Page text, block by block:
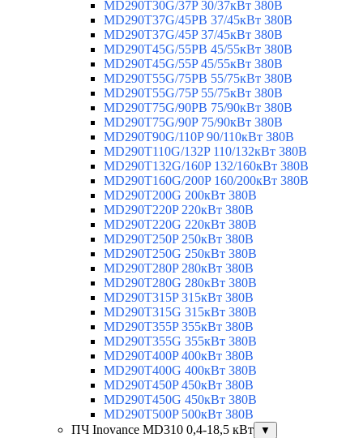
MD290T30G/37P 30/37кВт 380В
MD290T37G/45PB 37/45кВт 380В
MD290T37G/45P 37/45кВт 380В
MD290T45G/55PB 45/55кВт 380В
MD290T45G/55P 45/55кВт 380В
MD290T55G/75PB 55/75кВт 380В
MD290T55G/75P 55/75кВт 380В
MD290T75G/90PB 75/90кВт 380В
MD290T75G/90P 75/90кВт 380В
MD290T90G/110P 90/110кВт 380В
MD290T110G/132P 110/132кВт 380В
MD290T132G/160P 132/160кВт 380В
MD290T160G/200P 160/200кВт 380В
MD290T200G 200кВт 380В
MD290T220P 220кВт 380В
MD290T220G 220кВт 380В
MD290T250P 250кВт 380В
MD290T250G 250кВт 380В
MD290T280P 280кВт 380В
MD290T280G 280кВт 380В
MD290T315P 315кВт 380В
MD290T315G 315кВт 380В
MD290T355P 355кВт 380В
MD290T355G 355кВт 380В
MD290T400P 400кВт 380В
MD290T400G 400кВт 380В
MD290T450P 450кВт 380В
MD290T450G 450кВт 380В
MD290T500P 500кВт 380В
ПЧ Inovance MD310 0,4-18,5 кВт
▼